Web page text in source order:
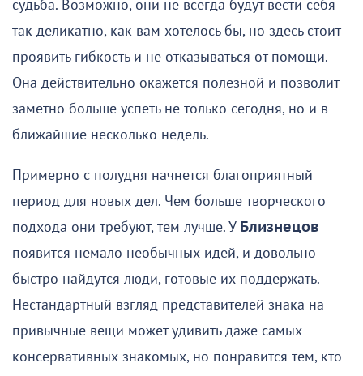
судьба. Возможно, они не всегда будут вести себя
так деликатно, как вам хотелось бы, но здесь стоит
проявить гибкость и не отказываться от помощи.
Она действительно окажется полезной и позволит
заметно больше успеть не только сегодня, но и в
ближайшие несколько недель.
Примерно с полудня начнется благоприятный
период для новых дел. Чем больше творческого
подхода они требуют, тем лучше. У Близнецов
появится немало необычных идей, и довольно
быстро найдутся люди, готовые их поддержать.
Нестандартный взгляд представителей знака на
привычные вещи может удивить даже самых
консервативных знакомых, но понравится тем, кто